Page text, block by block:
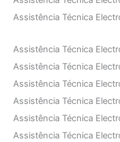
Assistência Técnica
Assistência Técnica
Assistência Técnica
Assistência Técnica
Assistência Técnica
Assistência Técnica
Assistência Técnica